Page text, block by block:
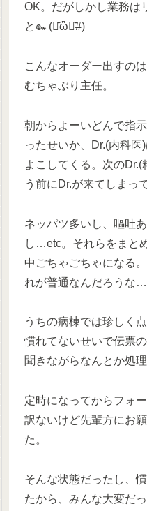
OK。だがしかし業務は
と๛(･᷄ὢ･᷅#)
こんなオーダー出すの
むちゃぶり主任。
朝からよーいどんで指
ったせいか、Dr.(内科
よこしてくる。次の
う前にDr.が来てしまっ
ネッパツ多いし、嘔吐
し…etc。それらをまと
中ごちゃごちゃになる
れが普通なんだろうな…
うちの病棟では珍しく
慣れてないせいで伝票
聞きながらなんとか処理
定時になってからフォ
訳ないけど先輩方にお
た。
そんな状態だったし、
たから、みんな大変だっ